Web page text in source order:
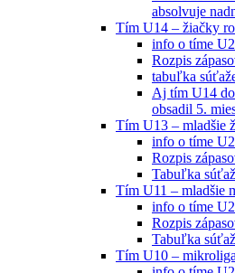
absolvuje
Tím U14 – žiačky
info o tíme
Rozpis
tabuľka
Aj tím U14
obsadil 5.
Tím U13 – mladšie
info o tíme
Rozpis
Tabuľka
Tím U11 – mladšie
info o tíme
Rozpis
Tabuľka
Tím U10 –